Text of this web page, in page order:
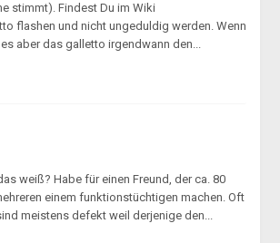
stimmt). Findest Du im Wiki
flashen und nicht ungeduldig werden. Wenn
aber das galletto irgendwann den...
weiß? Habe für einen Freund, der ca. 80
einem funktionstüchtigen machen. Oft
meistens defekt weil derjenige den...